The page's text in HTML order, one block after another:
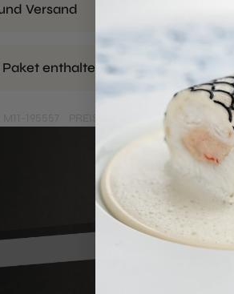
Versand
enthalten?
PREISE OHNE MWST.